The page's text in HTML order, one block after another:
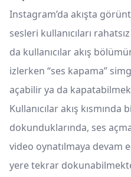
Instagram’da akışta
sesleri kullanıcıları
da kullanıcılar akış
izlerken “ses kapama”
açabilir ya da
Kullanıcılar akış
dokunduklarında, ses
video oynatılmaya devam
yere tekrar